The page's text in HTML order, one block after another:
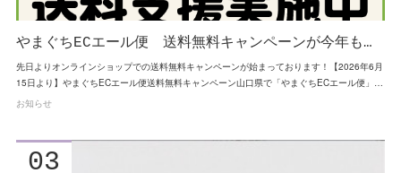
やまぐちECエール便 送料無料キャンペーンが今年も…
先日よりオンラインショップでの送料無料キャンペーンが始まっております！【2026年6月
15日より】やまぐちECエール便送料無料キャンペーン山口県で「やまぐちECエール便」…
お知らせ
03